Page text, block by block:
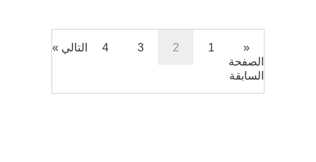
«
الصفحة
السابقة
1
2
3
4 التالي »